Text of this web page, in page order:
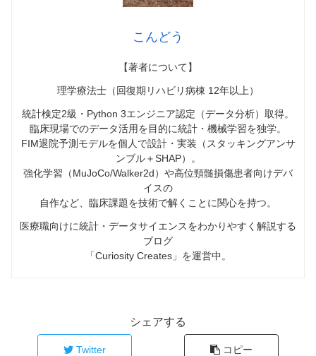
こんどう
【著者について】
理学療法士（回復期リハビリ病棟 12年以上）
統計検定2級・Python 3エンジニア認定（データ分析）取得。
臨床現場でのデータ活用を目的に統計・機械学習を独学。
FIM退院予測モデルを個人で設計・実装（スタッキングアンサ
ンブル＋SHAP）。
強化学習（MuJoCo/Walker2d）や高位頸髄損傷患者向けデバ
イスの
自作など、臨床課題を技術で解くことに関心を持つ。
医療職向けに統計・データサイエンスをわかりやすく解説する
ブログ
「Curiosity Creates」を運営中。
シェアする
Twitter コピー